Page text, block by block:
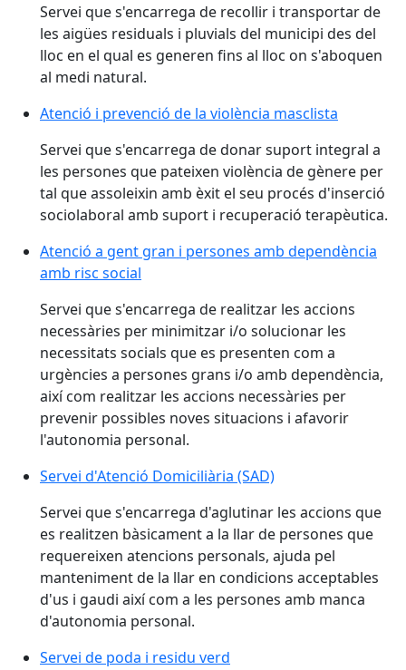
Servei que s'encarrega de recollir i transportar de
les aigües residuals i pluvials del municipi des del
lloc en el qual es generen fins al lloc on s'aboquen
al medi natural.
Atenció i prevenció de la violència masclista
Servei que s'encarrega de donar suport integral a
les persones que pateixen violència de gènere per
tal que assoleixin amb èxit el seu procés d'inserció
sociolaboral amb suport i recuperació terapèutica.
Atenció a gent gran i persones amb dependència
amb risc social
Servei que s'encarrega de realitzar les accions
necessàries per minimitzar i/o solucionar les
necessitats socials que es presenten com a
urgències a persones grans i/o amb dependència,
així com realitzar les accions necessàries per
prevenir possibles noves situacions i afavorir
l'autonomia personal.
Servei d'Atenció Domiciliària (SAD)
Servei que s'encarrega d'aglutinar les accions que
es realitzen bàsicament a la llar de persones que
requereixen atencions personals, ajuda pel
manteniment de la llar en condicions acceptables
d'us i gaudi així com a les persones amb manca
d'autonomia personal.
Servei de poda i residu verd